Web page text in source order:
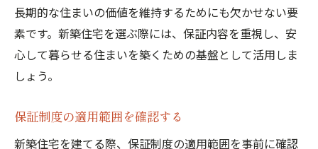
保証制度における契約上の注意点
新築時の保証制度の事前準備
保証制度の変更と最新情報の確認
長期的な住まいの価値を維持するためにも欠かせない要
素です。新築住宅を選ぶ際には、保証内容を重視し、安
心して暮らせる住まいを築くための基盤として活用しま
しょう。
保証制度の適用範囲を確認する
新築住宅を建てる際、保証制度の適用範囲を事前に確認